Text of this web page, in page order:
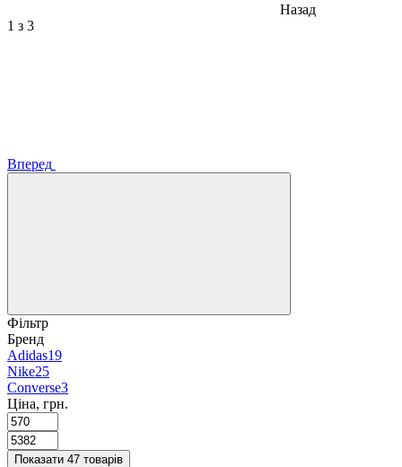
Назад
1 з 3
Вперед
Фільтр
Бренд
Adidas19
Nike25
Converse3
Ціна, грн.
Показати 47 товарів